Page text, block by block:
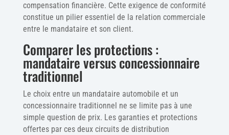
compensation financière. Cette exigence de conformité
constitue un pilier essentiel de la relation commerciale
entre le mandataire et son client.
Comparer les protections :
mandataire versus concessionnaire
traditionnel
Le choix entre un mandataire automobile et un
concessionnaire traditionnel ne se limite pas à une
simple question de prix. Les garanties et protections
offertes par ces deux circuits de distribution